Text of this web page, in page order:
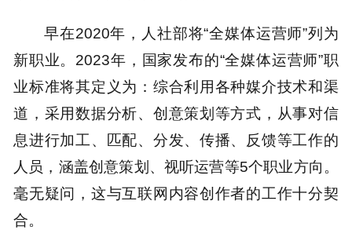
早在2020年，人社部将“全媒体运营师”列为
新职业。2023年，国家发布的“全媒体运营师”职
业标准将其定义为：综合利用各种媒介技术和渠
道，采用数据分析、创意策划等方式，从事对信
息进行加工、匹配、分发、传播、反馈等工作的
人员，涵盖创意策划、视听运营等5个职业方向。
毫无疑问，这与互联网内容创作者的工作十分契
合。